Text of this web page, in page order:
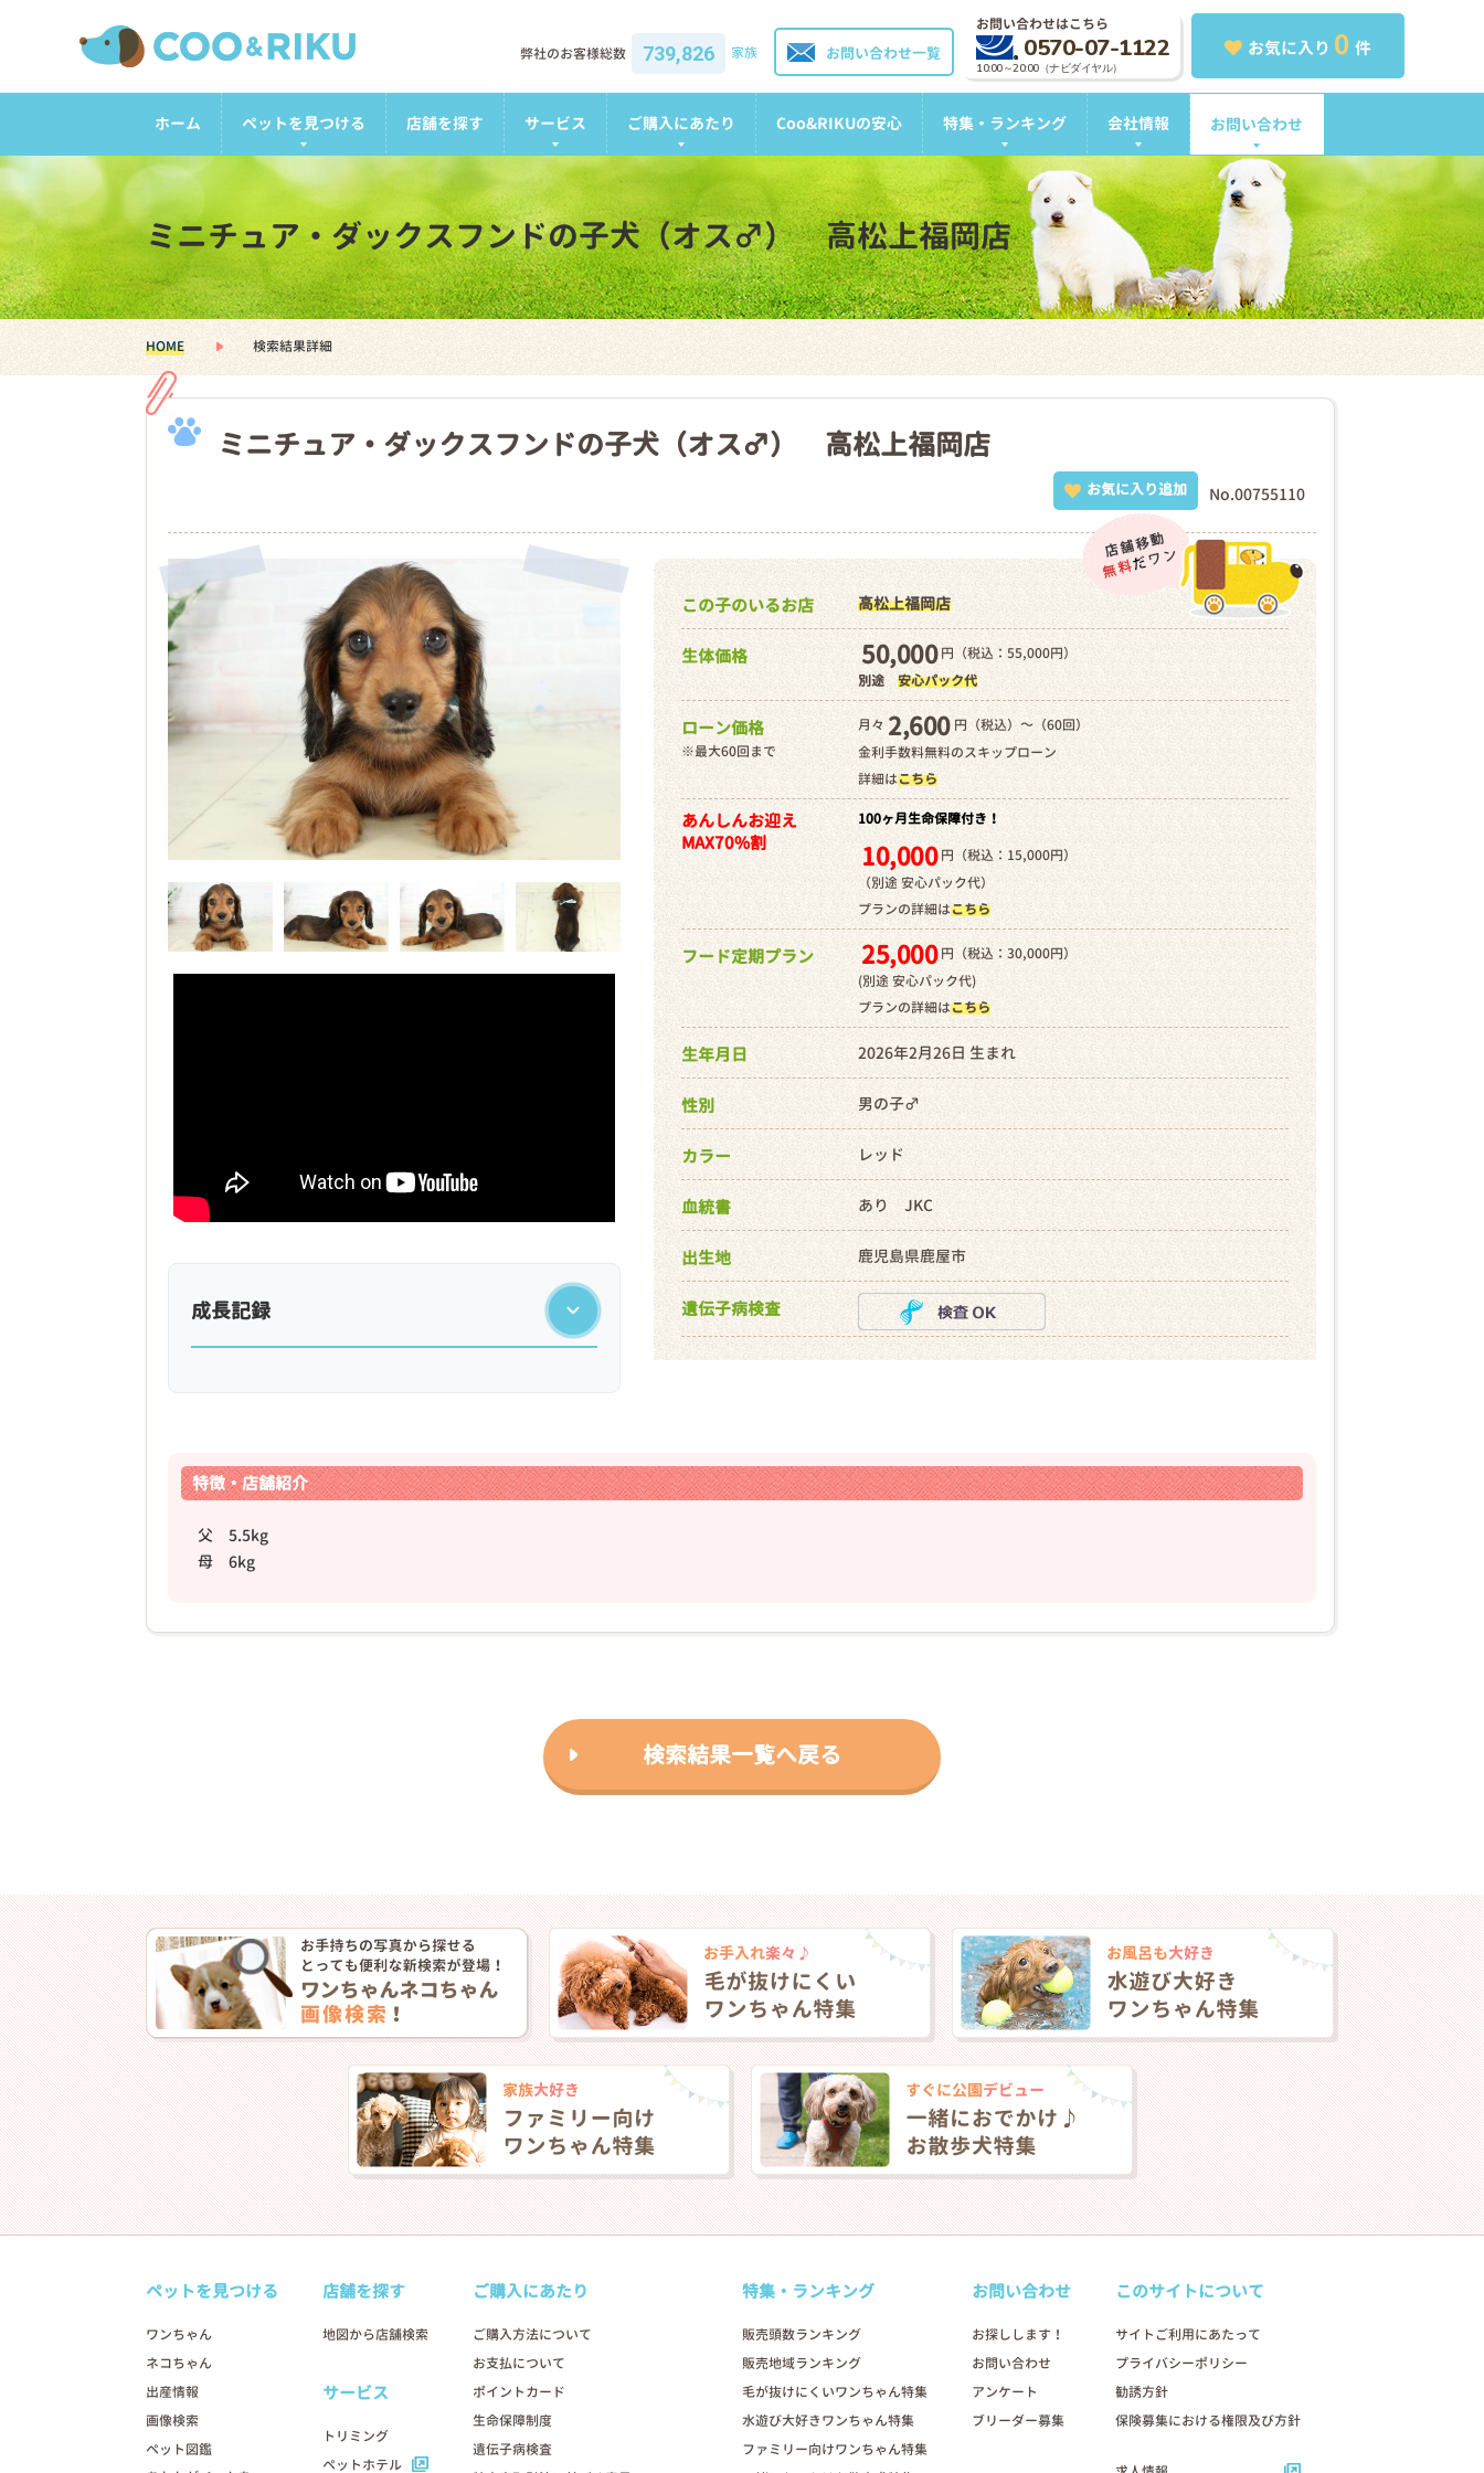
お気に入り 0 件
お問い合わせはこちら
0570-07-1122
10:00～20:00（ナビダイヤル）
お問い合わせ一覧
弊社のお客様総数 739,826 家族
ホーム ペットを見つける 店舗を探す サービス ご購入にあたり Coo&RIKUの安心 特集・ランキング 会社情報 お問い合わせ
ミニチュア・ダックスフンドの子犬（オス♂） 高松上福岡店
HOME 検索結果詳細
ミニチュア・ダックスフンドの子犬（オス♂） 高松上福岡店
No.00755110
お気に入り追加
成長記録
2026年03月06日
❮ ❯
❮ ❯
この子のいるお店 高松上福岡店
生体価格 50,000円（税込：55,000円）
別途 安心パック代
ローン価格
※最大60回まで
月々 2,600 円（税込）～（60回）
金利手数料無料のスキップローン
詳細はこちら
あんしんお迎え
MAX70%割
100ヶ月生命保障付き！
10,000 円（税込：15,000円）
（別途 安心パック代）
プランの詳細はこちら
フード定期プラン 25,000 円（税込：30,000円）
(別途 安心パック代)
プランの詳細はこちら
生年月日 2026年2月26日 生まれ
性別 男の子♂
カラー レッド
血統書 あり JKC
出生地 鹿児島県鹿屋市
遺伝子病検査
特徴・店舗紹介
父 5.5kg
母 6kg
検索結果一覧へ戻る
ペットを見つける
ワンちゃん
ネコちゃん
出産情報
画像検索
ペット図鑑
店舗を探す
地図から店舗検索
サービス
トリミング
ペットホテル
ご購入にあたり
ご購入方法について
お支払について
ポイントカード
生命保障制度
遺伝子病検査
特集・ランキング
販売頭数ランキング
販売地域ランキング
毛が抜けにくいワンちゃん特集
水遊び大好きワンちゃん特集
ファミリー向けワンちゃん特集
お問い合わせ
お探しします！
お問い合わせ
アンケート
ブリーダー募集
このサイトについて
サイトご利用にあたって
プライバシーポリシー
勧誘方針
保険募集における権限及び方針